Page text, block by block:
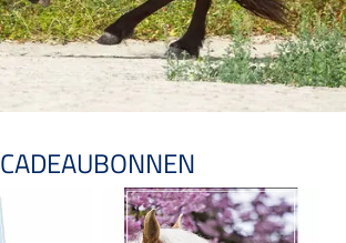
CADEAUBONNEN